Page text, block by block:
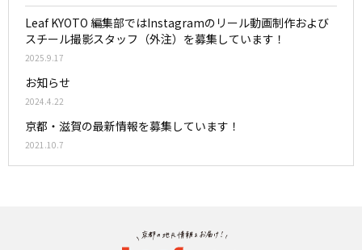
Leaf KYOTO 編集部ではInstagramのリール動画制作および
スチール撮影スタッフ（外注）を募集しています！
2025.9.17
お知らせ
2024.4.22
京都・滋賀の最新情報を募集しています！
2021.10.7